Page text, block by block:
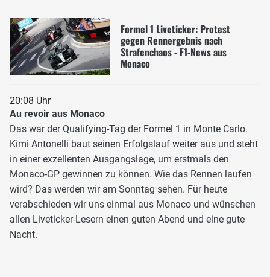
Formel 1 Liveticker: Protest
gegen Rennergebnis nach
Strafenchaos - F1-News aus
Monaco
20:08 Uhr
Au revoir aus Monaco
Das war der Qualifying-Tag der Formel 1 in Monte Carlo.
Kimi Antonelli baut seinen Erfolgslauf weiter aus und steht
in einer exzellenten Ausgangslage, um erstmals den
Monaco-GP gewinnen zu können. Wie das Rennen laufen
wird? Das werden wir am Sonntag sehen. Für heute
verabschieden wir uns einmal aus Monaco und wünschen
allen Liveticker-Lesern einen guten Abend und eine gute
Nacht.